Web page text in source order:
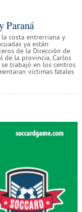
Paraná
costa entrerriana y
ya están
de la Dirección de
de la provincia, Carlos
trabajó en los centros
víctimas fatales